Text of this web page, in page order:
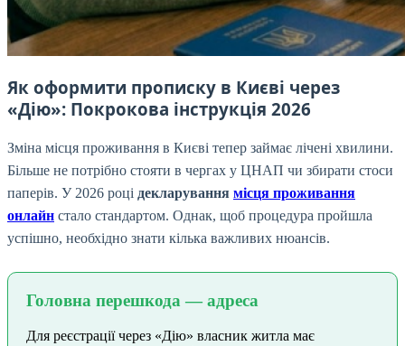
Як оформити прописку в Києві через
«Дію»: Покрокова інструкція 2026
Зміна місця проживання в Києві тепер займає лічені хвилини.
Більше не потрібно стояти в чергах у ЦНАП чи збирати стоси
паперів. У 2026 році декларування місця проживання
онлайн стало стандартом. Однак, щоб процедура пройшла
успішно, необхідно знати кілька важливих нюансів.
Головна перешкода — адреса
Для реєстрації через «Дію» власник житла має